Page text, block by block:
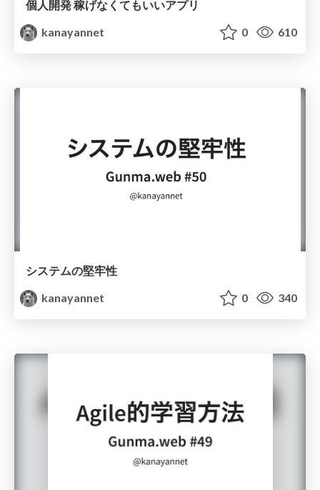
個人開発 稼げなくてもいいアプリ
kanayannet
0 610
システムの堅牢性
kanayannet
0 340